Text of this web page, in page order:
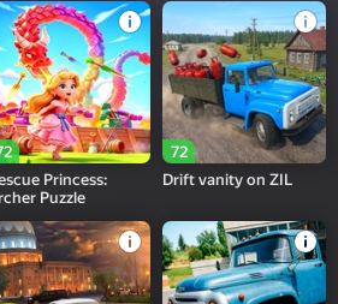
Princess:
Puzzle
72
Drift vanity on ZIL